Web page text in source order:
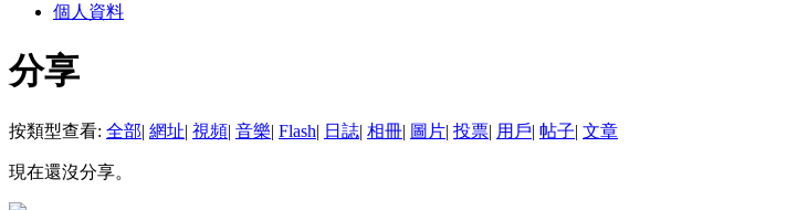
個人資料
分享
按類型查看: 全部| 網址| 視頻| 音樂| Flash| 日誌| 相冊| 圖片| 投票| 用戶| 帖子| 文章
現在還沒分享。